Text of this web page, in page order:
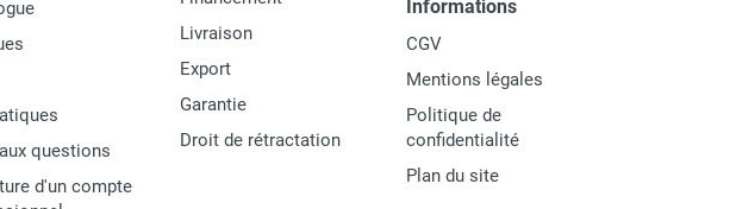
questions
d'un compte
Livraison
Export
Garantie
Droit de rétractation
Informations
CGV
Mentions légales
Politique de
confidentialité
Plan du site